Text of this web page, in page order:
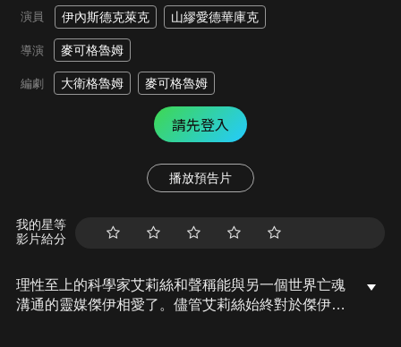
演員 伊內斯德克萊克 山繆愛德華庫克
導演 麥可格魯姆
編劇 大衛格魯姆 麥可格魯姆
請先登入
播放預告片
我的星等
影片給分
理性至上的科學家艾莉絲和聲稱能與另一個世界亡魂
溝通的靈媒傑伊相愛了。儘管艾莉絲始終對於傑伊的